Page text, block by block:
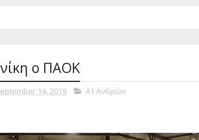
ο ΠΑΟΚ
14, 2019 Α1 Ανδρών